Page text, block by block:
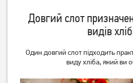
Довгий слот
видів
Один довгий слот підходить
виду хліба, який ви